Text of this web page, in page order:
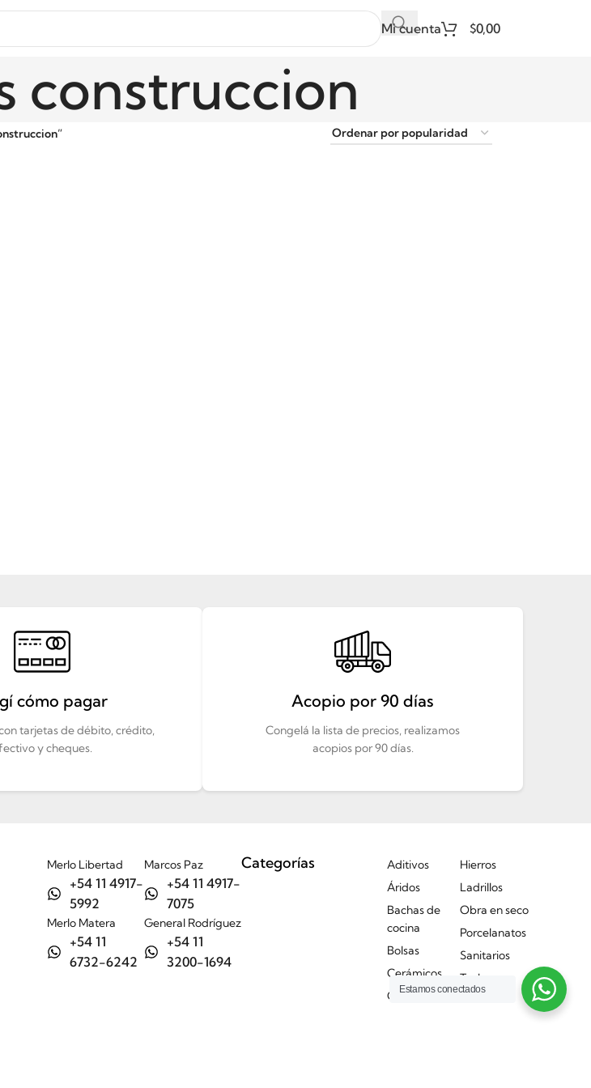
Mi cuenta $0,00
construccion
cómo pagar
tarjetas de débito, crédito,
y cheques.
Acopio por 90 días
Congelá la lista de precios, realizamos
acopios por 90 días.
Merlo Libertad
+54 11 4917-
5992
Merlo Matera
+54 11
6732-6242
Marcos Paz
+54 11 4917-
7075
General Rodríguez
+54 11
3200-1694
Categorías
Aditivos
Áridos
Bachas de
cocina
Bolsas
Cerámicos
Griferías
Hierros
Ladrillos
Obra en seco
Porcelanatos
Sanitarios
Techos
Estamos conectados